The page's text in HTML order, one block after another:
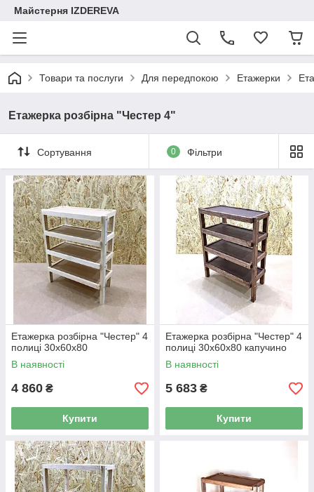
Майстерня IZDEREVA
Товари та послуги Для передпокою Етажерки
Етажерка розбірна "Честер 4"
Сортування 0 Фільтри
Етажерка розбірна "Честер" 4
полиці 30х60х80
В наявності
4 860 ₴
Купити
Етажерка розбірна "Честер" 4
полиці 30х60х80 капучино
В наявності
5 683 ₴
Купити